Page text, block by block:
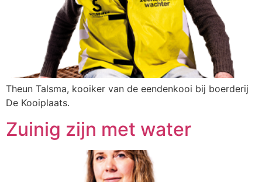
Theun Talsma, kooiker van de eendenkooi bij boerderij
De Kooiplaats.
Zuinig zijn met water